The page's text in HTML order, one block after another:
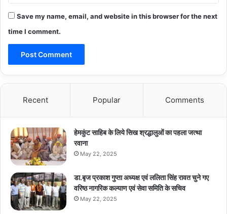
Save my name, email, and website in this browser for the next
time I comment.
Recent Popular Comments
हेमकुंट साहिब के लिये सिख श्रद्धालुओं का पहला जत्था
रवाना
May 22, 2025
डा.बृज प्रकाश गुप्ता अध्यक्ष एवं ललिता सिंह रावत चुने गए
वरिष्ठ नागरिक कल्याण एवं सेवा समिति के सचिव
May 22, 2025